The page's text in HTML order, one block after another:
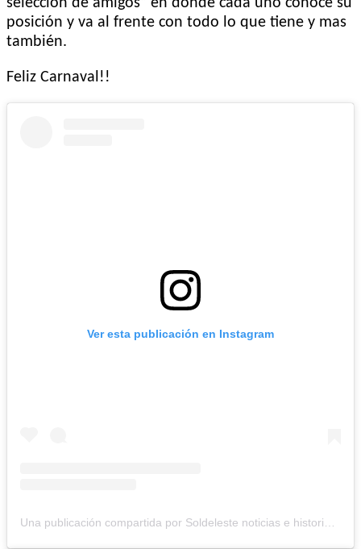
selección de amigos” en donde cada uno conoce su
posición y va al frente con todo lo que tiene y mas
también.
Feliz Carnaval!!
Ver esta publicación en Instagram
Una publicación compartida por Soldeleste noticias e historias (@soldeleste_noticias)